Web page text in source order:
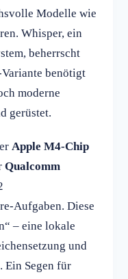
Modelle wie
Whisper, ein
beherrscht
benötigt
moderne
gerüstet.
Apple M4-Chip
Qualcomm
Aufgaben. Diese
– eine lokale
und
Segen für